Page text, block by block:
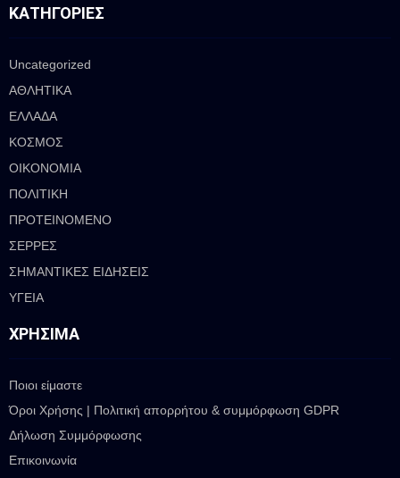
ΚΑΤΗΓΟΡΊΕΣ
Uncategorized
ΑΘΛΗΤΙΚΑ
ΕΛΛΑΔΑ
ΚΟΣΜΟΣ
ΟΙΚΟΝΟΜΙΑ
ΠΟΛΙΤΙΚΗ
ΠΡΟΤΕΙΝΟΜΕΝΟ
ΣΕΡΡΕΣ
ΣΗΜΑΝΤΙΚΕΣ ΕΙΔΗΣΕΙΣ
ΥΓΕΙΑ
ΧΡΉΣΙΜΑ
Ποιοι είμαστε
Όροι Χρήσης | Πολιτική απορρήτου & συμμόρφωση GDPR
Δήλωση Συμμόρφωσης
Επικοινωνία